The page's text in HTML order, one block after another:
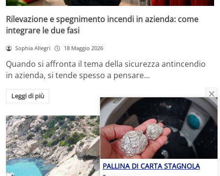
Rilevazione e spegnimento incendi in azienda: come
integrare le due fasi
Sophia Allegri 18 Maggio 2026
Quando si affronta il tema della sicurezza antincendio
in azienda, si tende spesso a pensare…
Leggi di più
PALLINA DI CARTA STAGNOLA